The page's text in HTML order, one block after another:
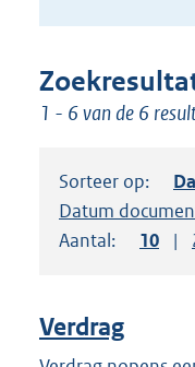
te
tot
de
Druk
om
ENTER
keuze
1 - 6 van de 6
Sorteer op:
Sorteer op:
Datum
Aantal:
Toon
10
Verdrag